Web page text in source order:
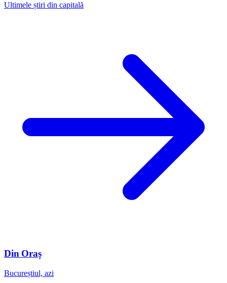
Ultimele știri din capitală
Din Oraș
Bucureștiul, azi